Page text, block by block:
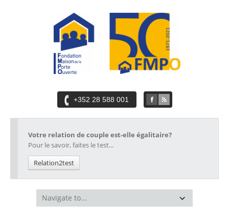
+352 28 588 001
Votre relation de couple est-elle égalitaire?
Pour le savoir, faites le test...
Relation2test